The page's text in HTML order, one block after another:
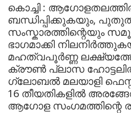
കൊച്ചി :
ബന്ധിപ്പിക്കുകയും,
സംസ്കാരത്തിന്റെയും
ഭാഗമാക്കി
മഹത്വപൂര്‍ണ്ണ
ക്രൗണ്‍ പ്ലാസ
ഗ്ലോബല്‍ മലയാളി
16 തീയതികളില്‍
ആഗോള സംഗമത്തിന്റെ